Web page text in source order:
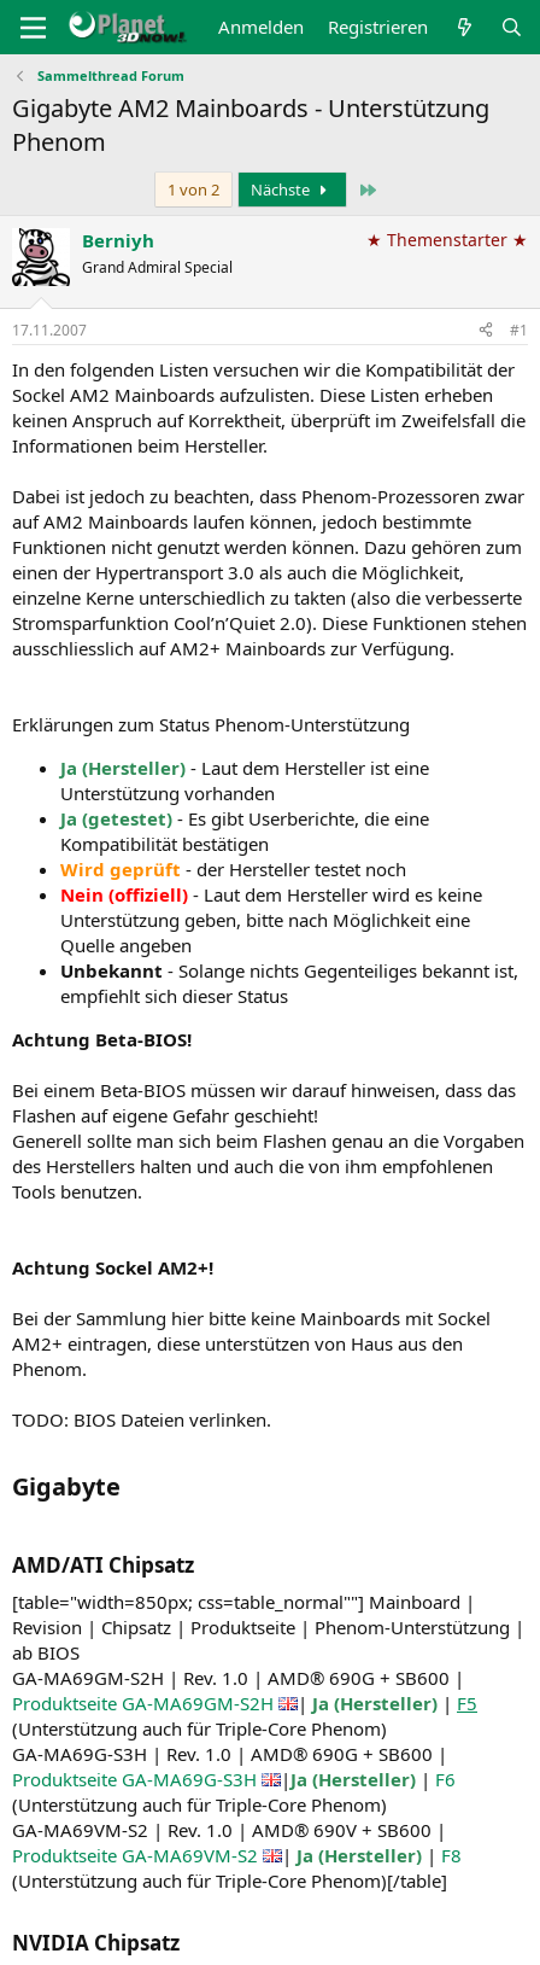
Anmelden Registrieren
Sammelthread Forum
Gigabyte AM2 Mainboards - Unterstützung
Phenom
1 von 2 Nächste
Berniyh
Grand Admiral Special
★ Themenstarter ★
17.11.2007 #1
In den folgenden Listen versuchen wir die Kompatibilität der
Sockel AM2 Mainboards aufzulisten. Diese Listen erheben
keinen Anspruch auf Korrektheit, überprüft im Zweifelsfall die
Informationen beim Hersteller.
Dabei ist jedoch zu beachten, dass Phenom-Prozessoren zwar
auf AM2 Mainboards laufen können, jedoch bestimmte
Funktionen nicht genutzt werden können. Dazu gehören zum
einen der Hypertransport 3.0 als auch die Möglichkeit,
einzelne Kerne unterschiedlich zu takten (also die verbesserte
Stromsparfunktion Cool’n’Quiet 2.0). Diese Funktionen stehen
ausschliesslich auf AM2+ Mainboards zur Verfügung.
Erklärungen zum Status Phenom-Unterstützung
Ja (Hersteller) - Laut dem Hersteller ist eine
Unterstützung vorhanden
Ja (getestet) - Es gibt Userberichte, die eine
Kompatibilität bestätigen
Wird geprüft - der Hersteller testet noch
Nein (offiziell) - Laut dem Hersteller wird es keine
Unterstützung geben, bitte nach Möglichkeit eine
Quelle angeben
Unbekannt - Solange nichts Gegenteiliges bekannt ist,
empfiehlt sich dieser Status
Achtung Beta-BIOS!
Bei einem Beta-BIOS müssen wir darauf hinweisen, dass das
Flashen auf eigene Gefahr geschieht!
Generell sollte man sich beim Flashen genau an die Vorgaben
des Herstellers halten und auch die von ihm empfohlenen
Tools benutzen.
Achtung Sockel AM2+!
Bei der Sammlung hier bitte keine Mainboards mit Sockel
AM2+ eintragen, diese unterstützen von Haus aus den
Phenom.
TODO: BIOS Dateien verlinken.
Gigabyte​
AMD/ATI Chipsatz​
[table="width=850px; css=table_normal""] Mainboard |
Revision | Chipsatz | Produktseite | Phenom-Unterstützung |
ab BIOS
GA-MA69GM-S2H | Rev. 1.0 | AMD® 690G + SB600 |
Produktseite GA-MA69GM-S2H
| Ja (Hersteller) | F5
(Unterstützung auch für Triple-Core Phenom)
GA-MA69G-S3H | Rev. 1.0 | AMD® 690G + SB600 |
Produktseite GA-MA69G-S3H
| Ja (Hersteller) | F6
(Unterstützung auch für Triple-Core Phenom)
GA-MA69VM-S2 | Rev. 1.0 | AMD® 690V + SB600 |
Produktseite GA-MA69VM-S2
| Ja (Hersteller) | F8
(Unterstützung auch für Triple-Core Phenom)[/table]
NVIDIA Chipsatz​